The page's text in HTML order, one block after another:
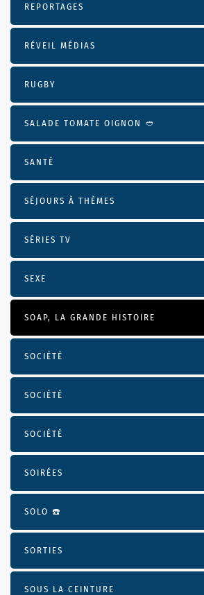
REPORTAGES
RÉVEIL MÉDIAS
RUGBY
SALADE TOMATE OIGNON 🥙
SANTÉ
SÉJOURS À THÈMES
SÉRIES TV
SEXE
SOAP, LA GRANDE HISTOIRE
SOCIÉTÉ
SOCIÉTÉ
SOCIÉTÉ
SOIRÉES
SOLO ☎️
SORTIES
SOUS LA CEINTURE